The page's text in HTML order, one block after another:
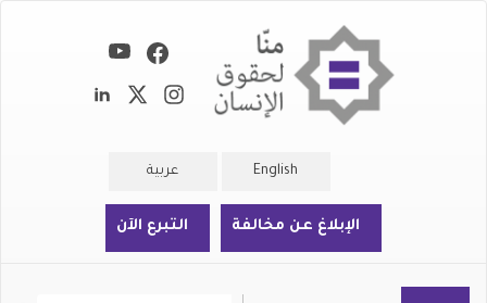
English عربية
الإبلاغ عن مخالفة التبرع الآن